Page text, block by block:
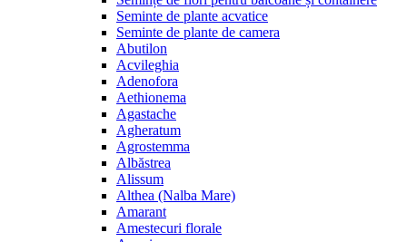
Seminte de plante acvatice
Seminte de plante de camera
Abutilon
Acvileghia
Adenofora
Aethionema
Agastache
Agheratum
Agrostemma
Albăstrea
Alissum
Althea (Nalba Mare)
Amarant
Amestecuri florale